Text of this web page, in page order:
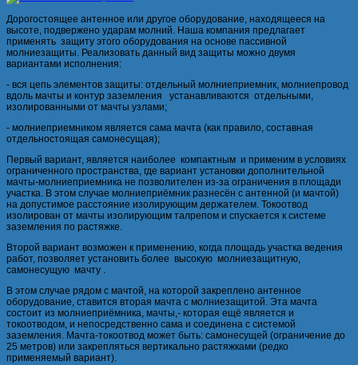
Дорогостоящее антенное или другое оборудование, находящееся на
высоте, подвержено ударам молний. Наша компания предлагает
применять защиту этого оборудования на основе пассивной
молниезащиты. Реализовать данный вид защиты можно двумя
вариантами исполнения:
- вся цепь элементов защиты: отдельный молниеприемник, молниепровод
вдоль мачты и контур заземления устанавливаются отдельными,
изолированными от мачты узлами;
- молниеприемником является сама мачта (как правило, составная
отдельностоящая самонесущая);
Первый вариант, является наиболее компактным и применим в условиях
ограниченного пространства, где вариант установки дополнительной
мачты-молниеприемника не позволителен из-за ограничения в площади
участка. В этом случае молниеприёмник разнесён с антенной (и мачтой)
на допустимое расстояние изолирующим держателем. Токоотвод
изолирован от мачты изолирующим талрепом и спускается к системе
заземления по растяжке.
Второй вариант возможен к применению, когда площадь участка ведения
работ, позволяет установить более высокую молниезащитную,
самонесущую мачту .
В этом случае рядом с мачтой, на которой закреплено антенное
оборудование, ставится вторая мачта с молниезащитой. Эта мачта
состоит из молниеприёмника, мачты,- которая ещё является и
токоотводом, и непосредственно сама и соединена с системой
заземления. Мачта-токоотвод может быть: самонесущей (ограничение до
25 метров) или закрепляться вертикально растяжками (редко
применяемый вариант).